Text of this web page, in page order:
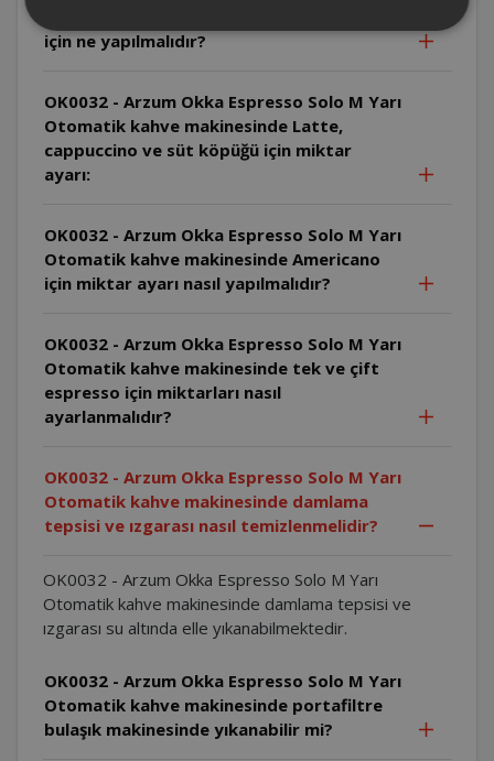
için ne yapılmalıdır?
OK0032 - Arzum Okka Espresso Solo M Yarı
Otomatik kahve makinesinde Latte,
cappuccino ve süt köpüğü için miktar
ayarı:
OK0032 - Arzum Okka Espresso Solo M Yarı
Otomatik kahve makinesinde Americano
için miktar ayarı nasıl yapılmalıdır?
OK0032 - Arzum Okka Espresso Solo M Yarı
Otomatik kahve makinesinde tek ve çift
espresso için miktarları nasıl
ayarlanmalıdır?
OK0032 - Arzum Okka Espresso Solo M Yarı
Otomatik kahve makinesinde damlama
tepsisi ve ızgarası nasıl temizlenmelidir?
OK0032 - Arzum Okka Espresso Solo M Yarı
Otomatik kahve makinesinde damlama tepsisi ve
ızgarası su altında elle yıkanabilmektedir.
OK0032 - Arzum Okka Espresso Solo M Yarı
Otomatik kahve makinesinde portafiltre
bulaşık makinesinde yıkanabilir mi?